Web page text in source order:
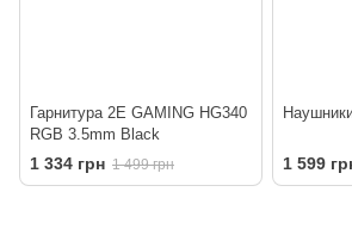
Гарнитура 2E GAMING HG340
RGB 3.5mm Black
1 334 грн 1 499 грн 1 599